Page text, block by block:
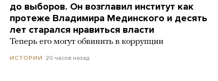
до выборов. Он возглавил институт как
протеже Владимира Мединского и десять
лет старался нравиться власти
Теперь его могут обвинить в коррупции
ИСТОРИИ 20 часов назад